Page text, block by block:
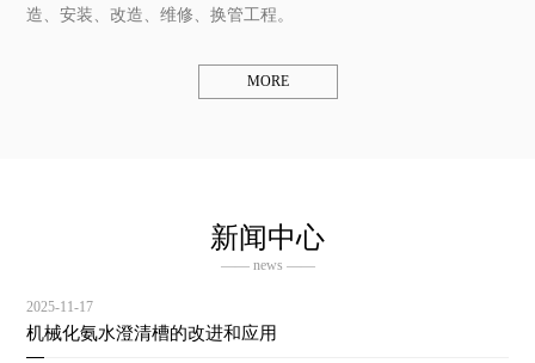
造、安装、改造、维修、换管工程。
MORE
新闻中心
—— news ——
2025-11-17
机械化氨水澄清槽的改进和应用